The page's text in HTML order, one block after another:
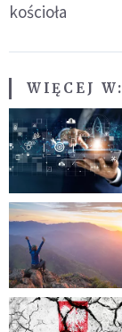
kościoła
WIĘCEJ W: